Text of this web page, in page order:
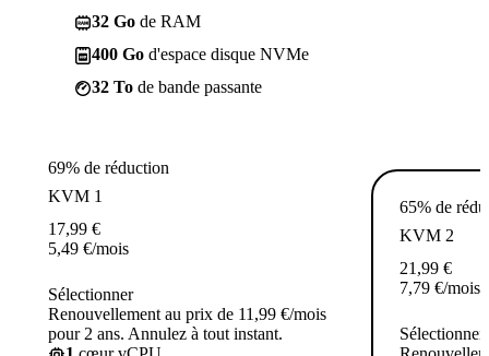
32 Go de RAM
400 Go d'espace disque NVMe
32 To de bande passante
69% de réduction
KVM 1
17,99 €
5,49 €/mois
Sélectionner
Renouvellement au prix de 11,99 €/mois
pour 2 ans. Annulez à tout instant.
65% de
KVM 2
21,99 €
7,79 €/mois
Sélectionner